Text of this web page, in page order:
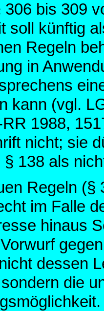
306 bis 309
soll künftig
Regeln
in
kann (vgl.
1988,
nicht; sie
138 als
Regeln (§
im Falle
hinaus
dessen
die